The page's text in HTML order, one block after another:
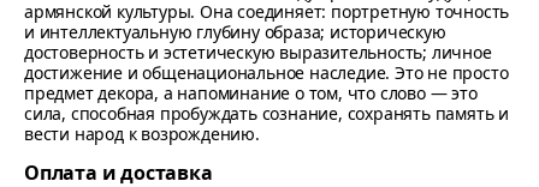
армянской культуры. Она соединяет: портретную точность
и интеллектуальную глубину образа; историческую
достоверность и эстетическую выразительность; личное
достижение и общенациональное наследие. Это не просто
предмет декора, а напоминание о том, что слово — это
сила, способная пробуждать сознание, сохранять память и
вести народ к возрождению.
Оплата и доставка